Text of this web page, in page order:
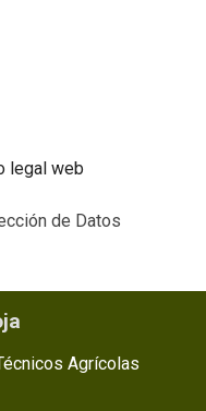
legal web
de Datos
Agrícolas